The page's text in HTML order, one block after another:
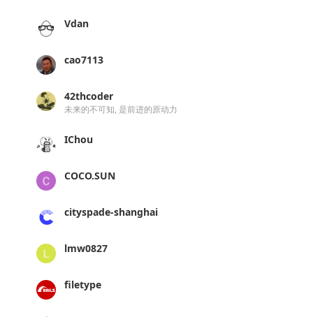
Vdan
cao7113
42thcoder
未来的不可知, 是前进的原动力
IChou
COCO.SUN
cityspade-shanghai
lmw0827
filetype